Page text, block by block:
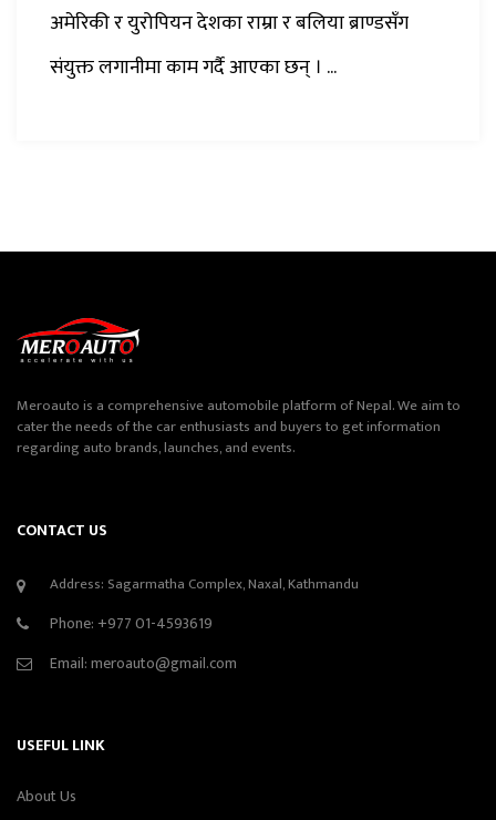
अमेरिकी र युरोपियन देशका राम्रा र बलिया ब्राण्डसँग
संयुक्त लगानीमा काम गर्दै आएका छन् । ...
Meroauto is a comprehensive automobile platform of Nepal. We aim to
cater the needs of the car enthusiasts and buyers to get information
regarding auto brands, launches, and events.
CONTACT US
Address: Sagarmatha Complex, Naxal, Kathmandu
Phone: +977 01-4593619
Email:meroauto@gmail.com
USEFUL LINK
About Us